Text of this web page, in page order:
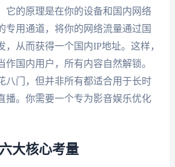
它的原理是在你的设备和国内网络
专用通道，将你的网络流量通过国
，从而获得一个国内IP地址。这样，
作国内用户，所有内容自然解锁。
八门，但并非所有都适合用于长时
播。你需要一个专为影音娱乐优化
大核心考量